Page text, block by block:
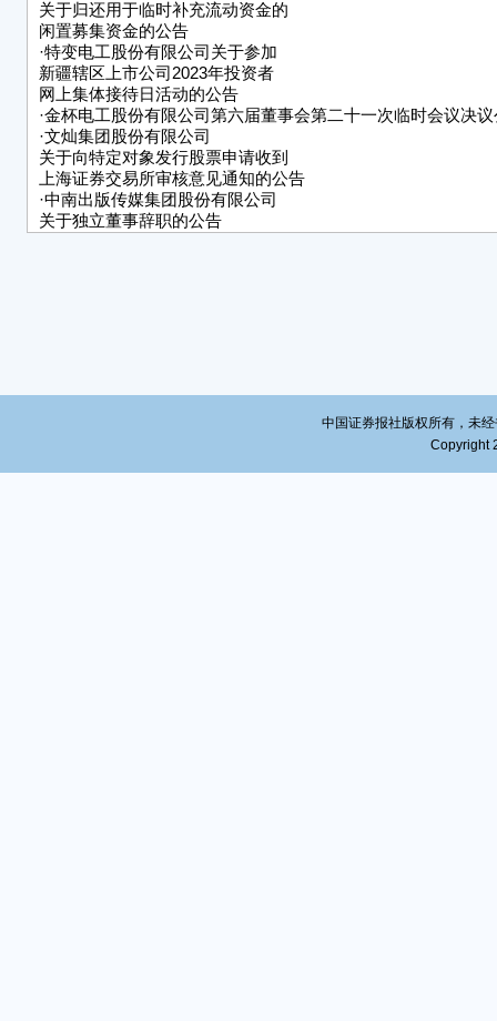
关于归还用于临时补充流动资金的
闲置募集资金的公告
·特变电工股份有限公司关于参加
新疆辖区上市公司2023年投资者
网上集体接待日活动的公告
·金杯电工股份有限公司第六届董事会第二十一次临时会议决议
·文灿集团股份有限公司
关于向特定对象发行股票申请收到
上海证券交易所审核意见通知的公告
·中南出版传媒集团股份有限公司
关于独立董事辞职的公告
中国证券报社版权所有，未
Copyright